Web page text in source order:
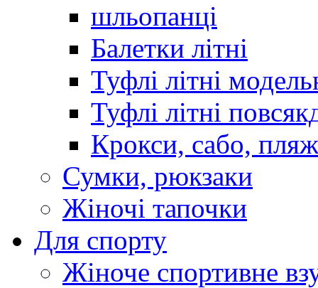
шльопанці
Балетки літні
Туфлі літні
Туфлі літні
Крокси, сабо,
Сумки, рюкзаки
Жіночі тапочки
Для спорту
Жіноче спортивне